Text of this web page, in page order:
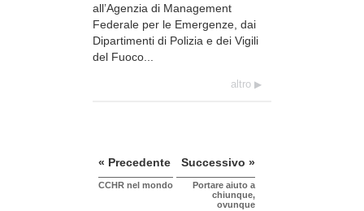
all’Agenzia di Management
Federale per le Emergenze, dai
Dipartimenti di Polizia e dei Vigili
del Fuoco...
altro
« Precedente
CCHR nel mondo
Successivo »
Portare aiuto a
chiunque,
ovunque